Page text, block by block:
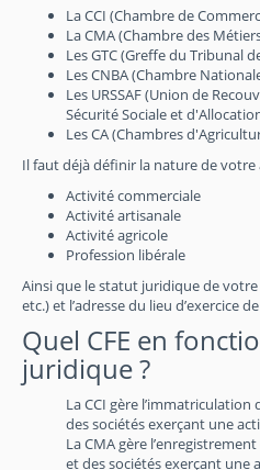
La CCI (Chambre de
La CMA (Chambre des
Les GTC (Greffe du Tribunal
Les CNBA (Chambre
Les URSSAF (Union de
Sécurité Sociale et
Les CA (Chambres
Il faut déjà définir la nature de votre
Activité commerciale
Activité artisanale
Activité agricole
Profession libérale
Ainsi que le statut juridique de votre
etc.) et l’adresse du lieu d’exercice
Quel CFE en
juridique ?
La CCI gère
des sociétés exerçant une
La CMA gère
et des sociétés exerçant une